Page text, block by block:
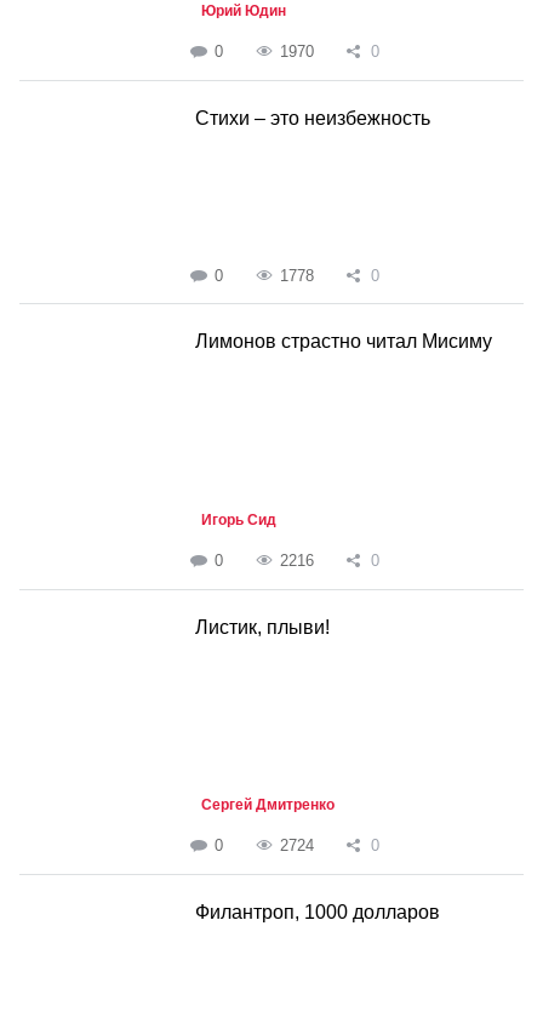
Юрий Юдин
0 1970 0
Стихи – это неизбежность
0 1778 0
Лимонов страстно читал Мисиму
Игорь Сид
0 2216 0
Листик, плыви!
Сергей Дмитренко
0 2724 0
Филантроп, 1000 долларов